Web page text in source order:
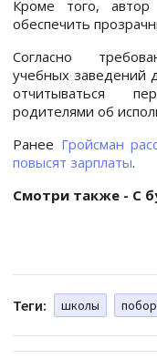
Кроме того, автор
обеспечить
Согласно
учебных заведений
отчитываться
родителями об
Ранее Гройсман
повысят зарплаты.
Смотри также - С
Теги: школы